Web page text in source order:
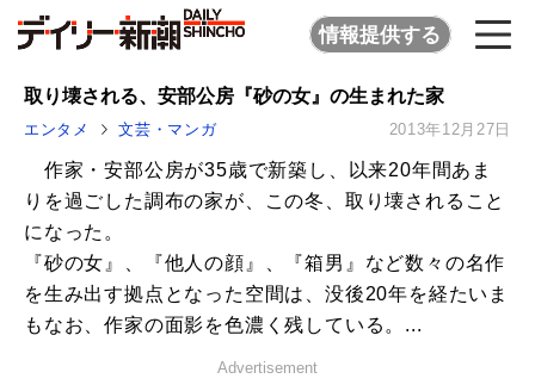
情報提供する
取り壊される、安部公房『砂の女』の生まれた家
エンタメ 文芸・マンガ 2013年12月27日
作家・安部公房が35歳で新築し、以来20年間あま
りを過ごした調布の家が、この冬、取り壊されること
になった。
『砂の女』、『他人の顔』、『箱男』など数々の名作
を生み出す拠点となった空間は、没後20年を経たいま
もなお、作家の面影を色濃く残している。...
Advertisement